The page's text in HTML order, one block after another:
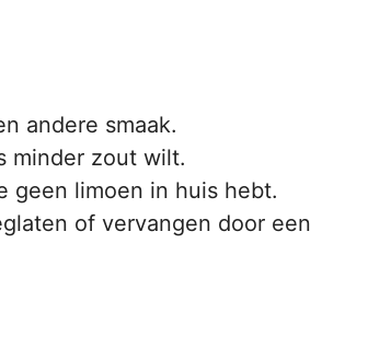
andere smaak.
minder zout wilt.
geen limoen in huis hebt.
of vervangen door een